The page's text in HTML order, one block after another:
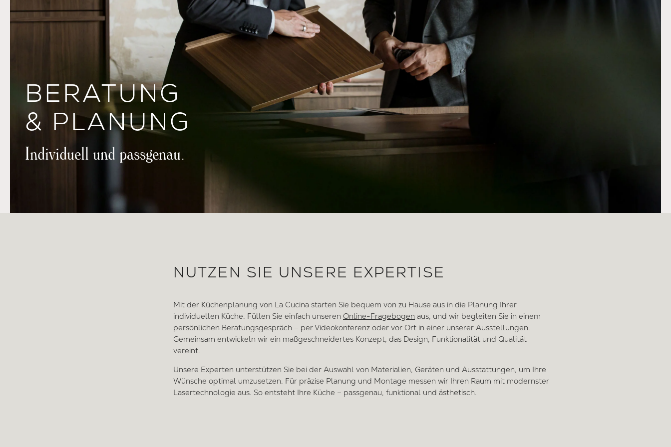
BERATUNG
& PLANUNG
Individuell und passgenau.
NUTZEN SIE UNSERE EXPERTISE
Mit der Küchenplanung von La Cucina starten Sie bequem von zu Hause aus in die Planung Ihrer
individuellen Küche. Füllen Sie einfach unseren Online-Fragebogen aus, und wir begleiten Sie in einem
persönlichen Beratungsgespräch – per Videokonferenz oder vor Ort in einer unserer Ausstellungen.
Gemeinsam entwickeln wir ein maßgeschneidertes Konzept, das Design, Funktionalität und Qualität
vereint.
Unsere Experten unterstützen Sie bei der Auswahl von Materialien, Geräten und Ausstattungen, um Ihre
Wünsche optimal umzusetzen. Für präzise Planung und Montage messen wir Ihren Raum mit modernster
Lasertechnologie aus. So entsteht Ihre Küche – passgenau, funktional und ästhetisch.